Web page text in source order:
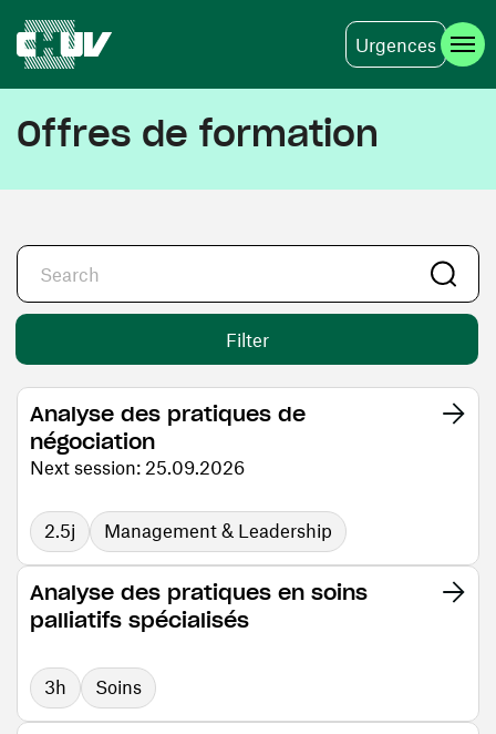
Urgences
Offres de formation
Filter
Analyse des pratiques de
négociation
Next session: 25.09.2026
2.5j Management & Leadership
Analyse des pratiques en soins
palliatifs spécialisés
3h Soins